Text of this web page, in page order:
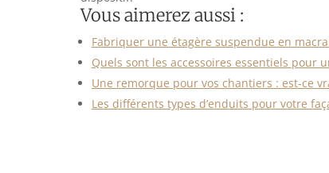
Vous aimerez aussi :
Fabriquer une étagère suspendue en
Quels sont les accessoires essentiels pour
Une remorque pour vos chantiers : est-ce
Les différents types d’enduits pour votre